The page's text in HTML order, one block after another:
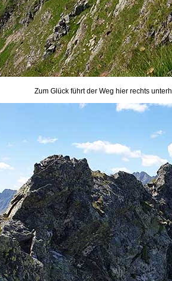
Zum Glück führt der Weg hier rechts